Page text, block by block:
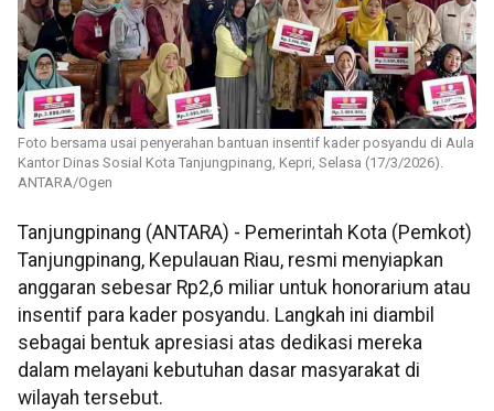
Foto bersama usai penyerahan bantuan insentif kader posyandu di Aula
Kantor Dinas Sosial Kota Tanjungpinang, Kepri, Selasa (17/3/2026).
ANTARA/Ogen
Tanjungpinang (ANTARA) - Pemerintah Kota (Pemkot)
Tanjungpinang, Kepulauan Riau, resmi menyiapkan
anggaran sebesar Rp2,6 miliar untuk honorarium atau
insentif para kader posyandu. Langkah ini diambil
sebagai bentuk apresiasi atas dedikasi mereka
dalam melayani kebutuhan dasar masyarakat di
wilayah tersebut.